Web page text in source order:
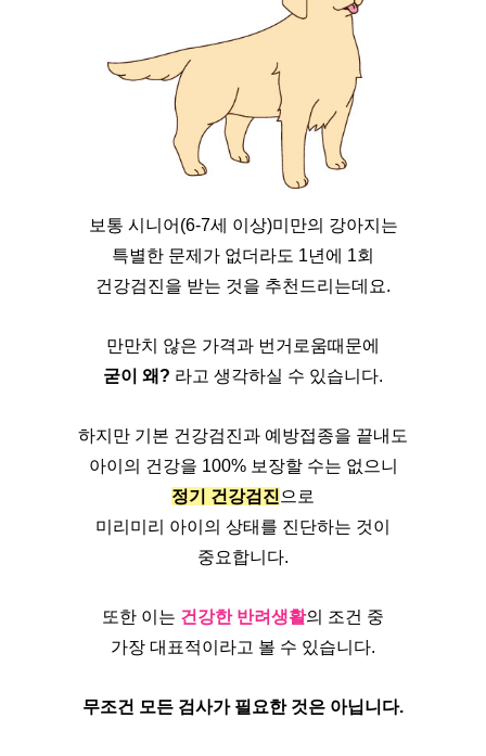
보통 시니어(6-7세 이상)미만의 강아지는
특별한 문제가 없더라도 1년에 1회
건강검진을 받는 것을 추천드리는데요.
만만치 않은 가격과 번거로움때문에
굳이 왜? 라고 생각하실 수 있습니다.
하지만 기본 건강검진과 예방접종을 끝내도
아이의 건강을 100% 보장할 수는 없으니
정기 건강검진 으로
미리미리 아이의 상태를 진단하는 것이
중요합니다.
또한 이는 건강한 반려생활의 조건 중
가장 대표적이라고 볼 수 있습니다.
무조건 모든 검사가 필요한 것은 아닙니다.